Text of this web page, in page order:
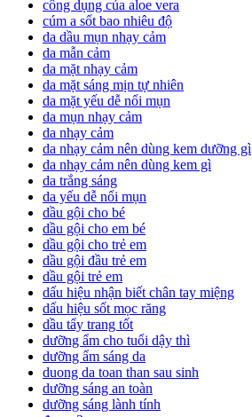
công dụng của aloe vera
cúm a sốt bao nhiêu độ
da dầu mụn nhạy cảm
da mẫn cảm
da mặt nhạy cảm
da mặt sáng mịn tự nhiên
da mặt yếu dễ nổi mụn
da mụn nhạy cảm
da nhạy cảm
da nhạy cảm nên dùng kem dưỡng gì
da nhạy cảm nên dùng kem gì
da trắng sáng
da yếu dễ nổi mụn
dầu gội cho bé
dầu gội cho em bé
dầu gội cho trẻ em
dầu gội đầu trẻ em
dầu gội trẻ em
dấu hiệu nhận biết chân tay miệng
dấu hiệu sốt mọc răng
dầu tẩy trang tốt
dưỡng ẩm cho tuổi dậy thì
dưỡng ẩm sáng da
duong da toan than sau sinh
dưỡng sáng an toàn
dưỡng sáng lành tính